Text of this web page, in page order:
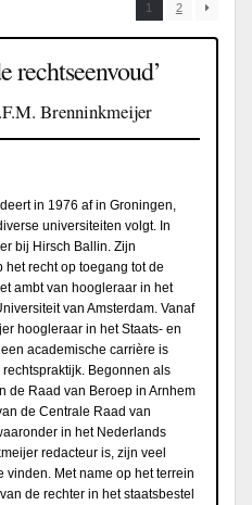
1 2
rechtseenvoud’
Brenninkmeijer
in 1976 af in Groningen,
universiteiten volgt. In
bij Hirsch Ballin. Zijn
recht op toegang tot de
ambt van hoogleraar in het
van Amsterdam. Vanaf
hoogleraar in het Staats- en
academische carrière is
Begonnen als
de Raad van Beroep in Arnhem
de Centrale Raad van
in het Nederlands
redacteur is, zijn veel
Met name op het terrein
de rechter in het staatsbestel